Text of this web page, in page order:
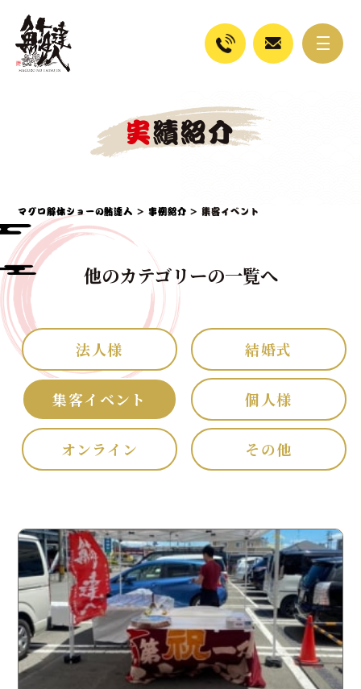
実績紹介
マグロ解体ショーの鮪達人 > 事例紹介 >集客イベント
他のカテゴリーの一覧へ
法人様 結婚式
集客イベント 個人様
オンライン その他